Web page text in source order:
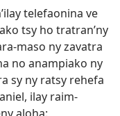
telefaonina ve
tsy ho tratran’ny
maso ny zavatra
no anampiako ny
sy ny ratsy rehefa
ilay raim-